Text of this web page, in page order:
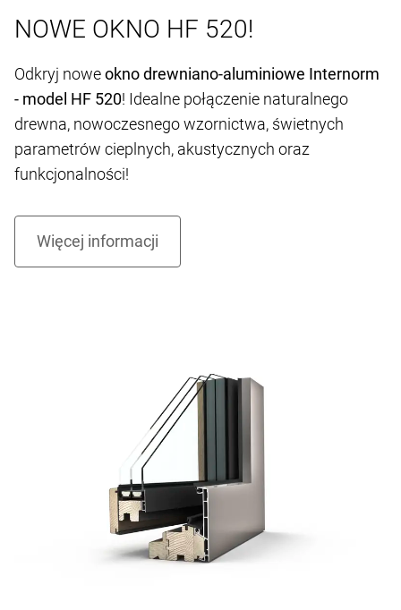
NOWE OKNO HF 520!
Odkryj noweokno drewniano-aluminiowe Internorm
- model HF 520! Idealne połączenie naturalnego
drewna, nowoczesnego wzornictwa, świetnych
parametrów cieplnych, akustycznych oraz
funkcjonalności!